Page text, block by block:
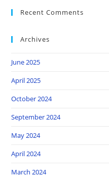
Recent Comments
Archives
June 2025
April 2025
October 2024
September 2024
May 2024
April 2024
March 2024